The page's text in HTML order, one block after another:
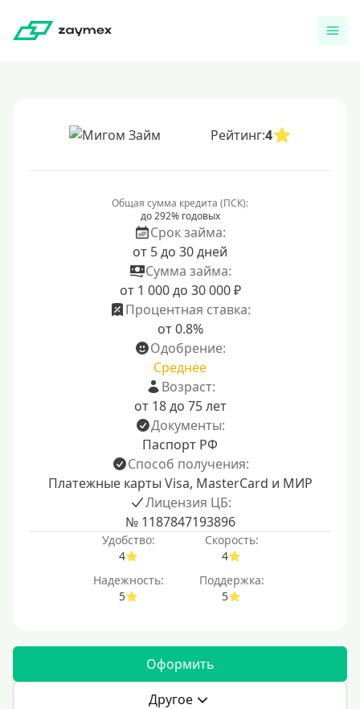
Рейтинг:4
Общая сумма кредита (ПСК):
до 292% годовых
Срок займа:
от 5 до 30 дней
Сумма займа:
от 1 000 до 30 000 ₽
Процентная ставка:
от 0.8%
Одобрение:
Среднее
Возраст:
от 18 до 75 лет
Документы:
Паспорт РФ
Способ получения:
Платежные карты Visa, MasterCard и МИР
Лицензия ЦБ:
№ 1187847193896
Удобство:
4
Скорость:
4
Надежность:
5
Поддержка:
5
Оформить
Другое